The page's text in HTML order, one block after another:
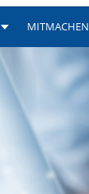
MITMACHEN